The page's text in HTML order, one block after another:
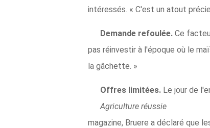
intéressés. « C'est un atout
Demande refoulée. Ce
pas réinvestir à l'époque où le
la gâchette. »
Offres limitées. Le jour de
Agriculture réussie
magazine, Bruere a déclaré que